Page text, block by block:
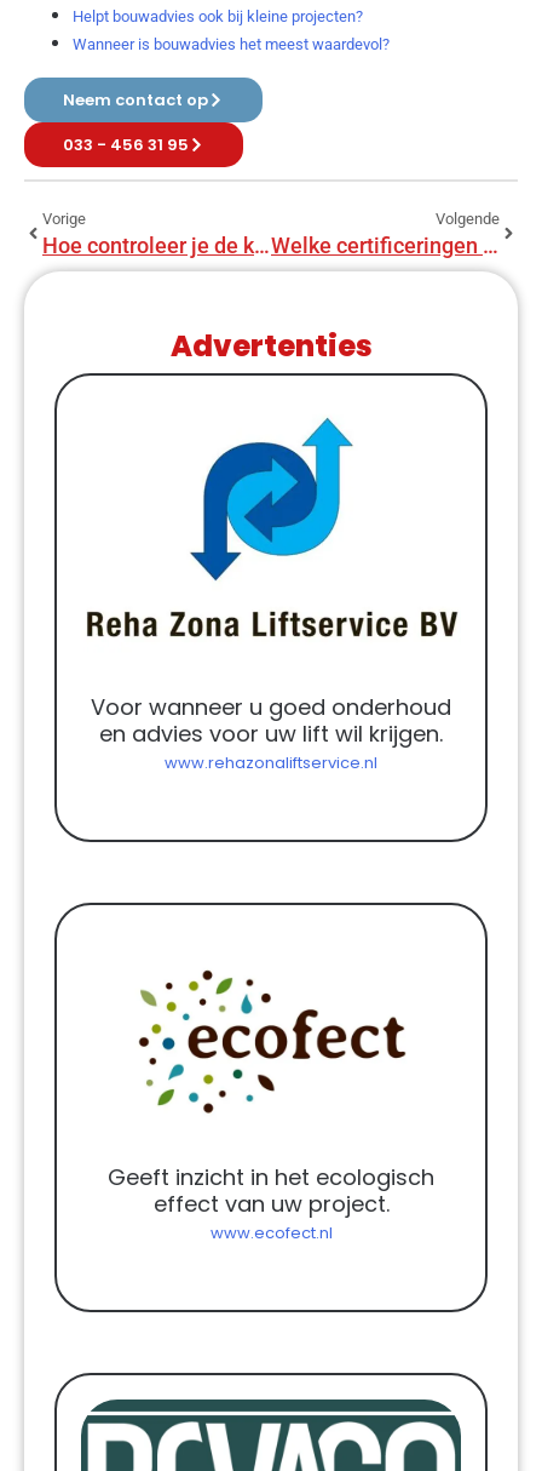
Helpt bouwadvies ook bij kleine projecten?
Wanneer is bouwadvies het meest waardevol?
Neem contact op
033 - 456 31 95
Vorige
Hoe controleer je de kwaliteit van bouwadviseur?
Volgende
Welke certificeringen hebben bouwadviseurs?
Advertenties
Voor wanneer u goed onderhoud
en advies voor uw lift wil krijgen.
www.rehazonaliftservice.nl
Geeft inzicht in het ecologisch
effect van uw project.
www.ecofect.nl